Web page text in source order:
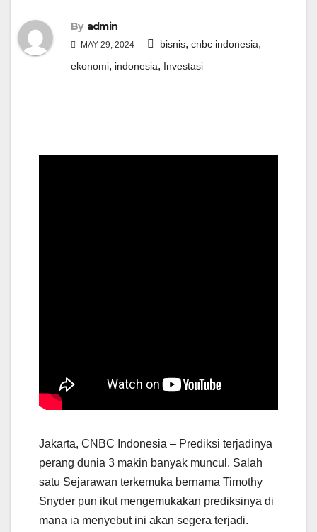
By admin
MAY 29, 2024 bisnis, cnbc indonesia,
ekonomi, indonesia, Investasi
Jakarta, CNBC Indonesia – Prediksi terjadinya
perang dunia 3 makin banyak muncul. Salah
satu Sejarawan terkemuka bernama Timothy
Snyder pun ikut mengemukakan prediksinya di
mana ia menyebut ini akan segera terjadi.